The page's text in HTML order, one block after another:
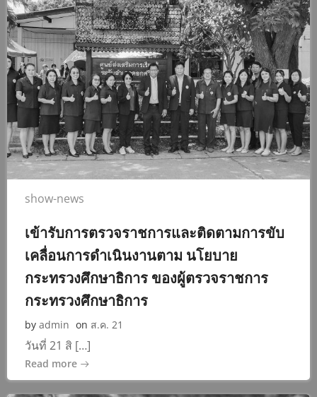
show-news
เข้ารับการตรวจราชการและติดตามการขับ
เคลื่อนการดำเนินงานตาม นโยบาย
กระทรวงศึกษาธิการ ของผู้ตรวจราชการ
กระทรวงศึกษาธิการ
by admin on ส.ค. 21
วันที่ 21 สิ […]
Read more